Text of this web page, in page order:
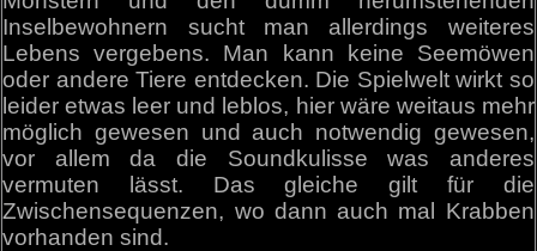
Inselbewohnern sucht man allerdings weiteres
Lebens vergebens. Man kann keine Seemöwen
oder andere Tiere entdecken. Die Spielwelt wirkt so
leider etwas leer und leblos, hier wäre weitaus mehr
möglich gewesen und auch notwendig gewesen,
vor allem da die Soundkulisse was anderes
vermuten lässt. Das gleiche gilt für die
Zwischensequenzen, wo dann auch mal Krabben
vorhanden sind.